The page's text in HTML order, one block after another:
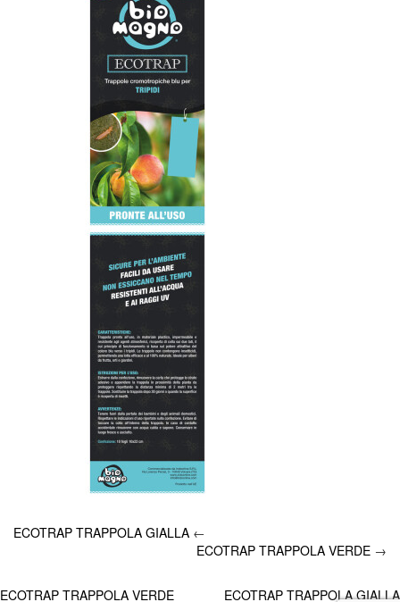
ECOTRAP TRAPPOLA GIALLA ←
ECOTRAP TRAPPOLA VERDE →
ECOTRAP TRAPPOLA VERDE ECOTRAP TRAPPOLA GIALLA